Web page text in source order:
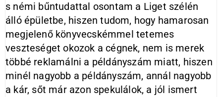
s némi bűntudattal osontam a Liget szélén
álló épületbe, hiszen tudom, hogy hamarosan
megjelenő könyvecskémmel tetemes
veszteséget okozok a cégnek, nem is merek
többé reklamálni a példányszám miatt, hiszen
minél nagyobb a példányszám, annál nagyobb
a kár, sőt már azon spekulálok, a jól ismert